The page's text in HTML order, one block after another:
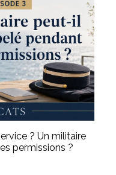
? Un militaire
permissions ?